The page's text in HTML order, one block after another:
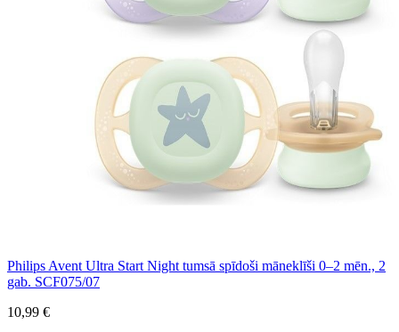
Philips Avent Ultra Start Night tumsā spīdoši māneklīši 0–2 mēn., 2
gab. SCF075/07
10,99 €